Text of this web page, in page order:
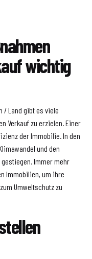
wichtig
/ Land gibt es viele
Verkauf zu erzielen. Einer
der Immobilie. In den
und den
Immer mehr
Immobilien, um ihre
Umweltschutz zu